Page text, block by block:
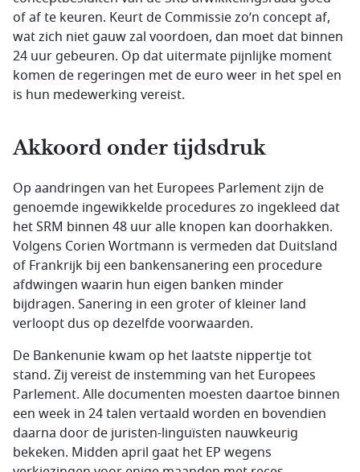
of af te keuren. Keurt de Commissie zo’n concept af,
wat zich niet gauw zal voordoen, dan moet dat binnen
24 uur gebeuren. Op dat uitermate pijnlijke moment
komen de regeringen met de euro weer in het spel en
is hun medewerking vereist.
Akkoord onder tijdsdruk
Op aandringen van het Europees Parlement zijn de
genoemde ingewikkelde procedures zo ingekleed dat
het SRM binnen 48 uur alle knopen kan doorhakken.
Volgens Corien Wortmann is vermeden dat Duitsland
of Frankrijk bij een bankensanering een procedure
afdwingen waarin hun eigen banken minder
bijdragen. Sanering in een groter of kleiner land
verloopt dus op dezelfde voorwaarden.
De Bankenunie kwam op het laatste nippertje tot
stand. Zij vereist de instemming van het Europees
Parlement. Alle documenten moesten daartoe binnen
een week in 24 talen vertaald worden en bovendien
daarna door de juristen-linguïsten nauwkeurig
bekeken. Midden april gaat het EP wegens